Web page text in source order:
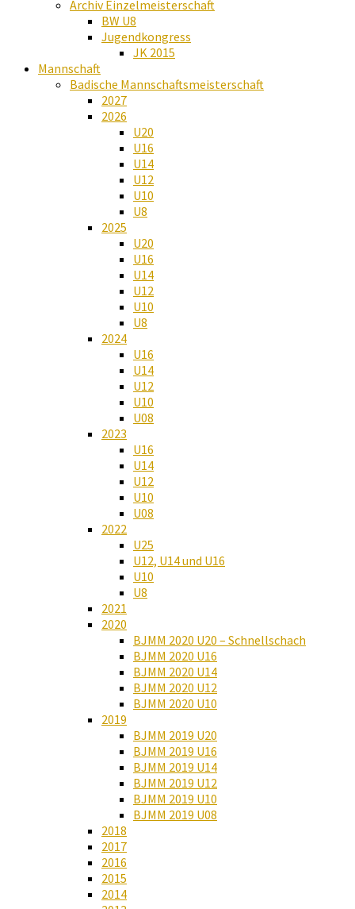
Archiv Einzelmeisterschaft
BW U8
Jugendkongress
JK 2015
Mannschaft
Badische Mannschaftsmeisterschaft
2027
2026
U20
U16
U14
U12
U10
U8
2025
U20
U16
U14
U12
U10
U8
2024
U16
U14
U12
U10
U08
2023
U16
U14
U12
U10
U08
2022
U25
U12, U14 und U16
U10
U8
2021
2020
BJMM 2020 U20 – Schnellschach
BJMM 2020 U16
BJMM 2020 U14
BJMM 2020 U12
BJMM 2020 U10
2019
BJMM 2019 U20
BJMM 2019 U16
BJMM 2019 U14
BJMM 2019 U12
BJMM 2019 U10
BJMM 2019 U08
2018
2017
2016
2015
2014